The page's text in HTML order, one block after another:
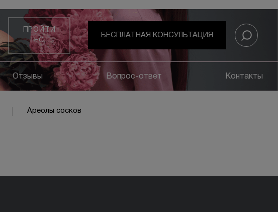
ПРОЙТИ
ТЕСТ
БЕСПЛАТНАЯ КОНСУЛЬТАЦИЯ
Отзывы Вопрос-ответ Контакты
Ареолы сосков